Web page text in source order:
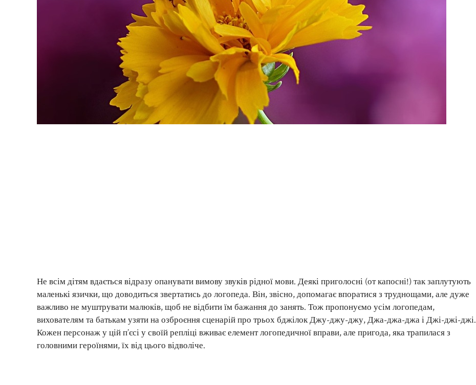
Не всім дітям вдається відразу опанувати вимову звуків рідної мови. Деякі приголосні (от капосні!) так заплутують
маленькі язички, що доводиться звертатись до логопеда. Він, звісно, допомагає впоратися з труднощами, але дуже
важливо не муштрувати малюків, щоб не відбити їм бажання до занять. Тож пропонуємо усім логопедам,
вихователям та батькам узяти на озброєння сценарій про трьох бджілок Джу-джу-джу, Джа-джа-джа і Джі-джі-джі.
Кожен персонаж у цій п’єсі у своїй репліці вживає елемент логопедичної вправи, але пригода, яка трапилася з
головними героїнями, їх від цього відволіче.